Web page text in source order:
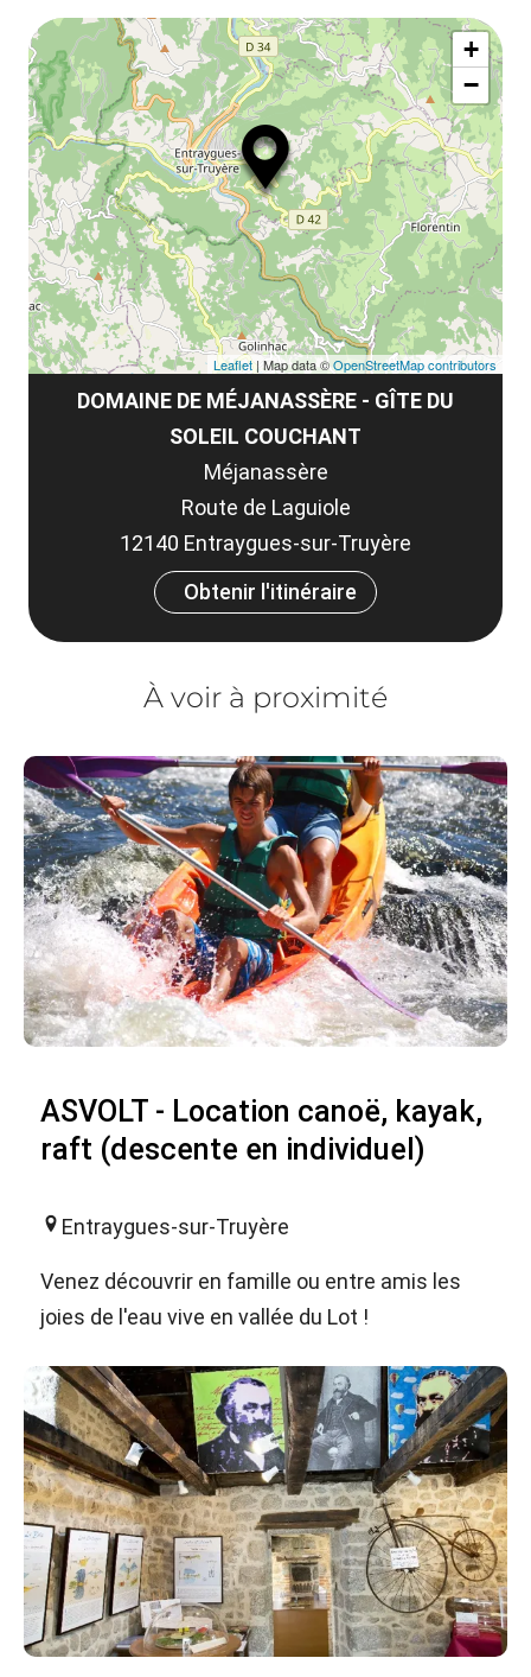
et
ou
DOMAINE DE MÉJANASSÈRE - GÎTE DU
SOLEIL COUCHANT
Méjanassère
Route de Laguiole
12140 Entraygues-sur-Truyère
Obtenir l'itinéraire
+
−
Leaflet| Map data ©OpenStreetMap contributors
À voir à proximité
ASVOLT - Location canoë, kayak,
raft (descente en individuel)
Entraygues-sur-Truyère
Venez découvrir en famille ou entre amis les
joies de l'eau vive en vallée du Lot !